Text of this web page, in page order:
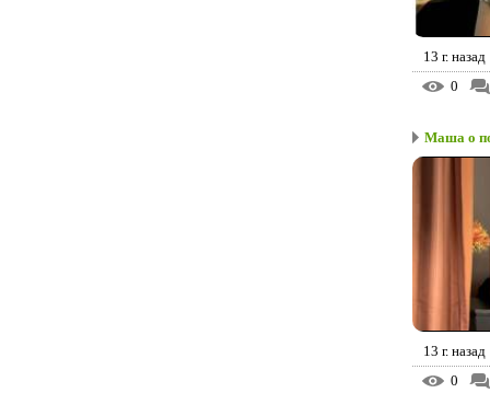
13 г. назад
0
Маша о
13 г. назад
0